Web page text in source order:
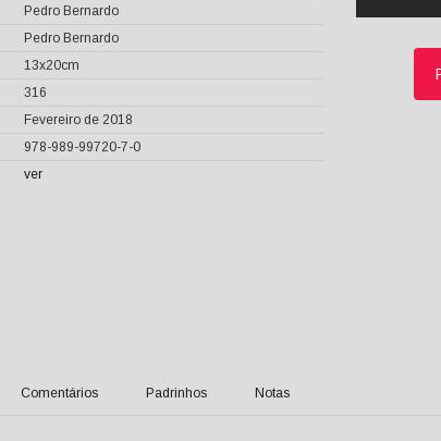
Pedro Bernardo
Pedro Bernardo
13x20cm
316
Fevereiro de 2018
978-989-99720-7-0
ver
Comentários Padrinhos Notas